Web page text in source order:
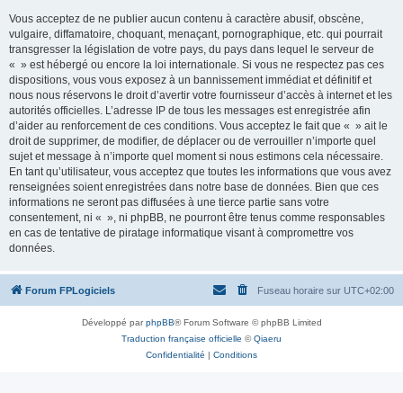
Vous acceptez de ne publier aucun contenu à caractère abusif, obscène,
vulgaire, diffamatoire, choquant, menaçant, pornographique, etc. qui pourrait
transgresser la législation de votre pays, du pays dans lequel le serveur de
« » est hébergé ou encore la loi internationale. Si vous ne respectez pas ces
dispositions, vous vous exposez à un bannissement immédiat et définitif et
nous nous réservons le droit d’avertir votre fournisseur d’accès à internet et les
autorités officielles. L’adresse IP de tous les messages est enregistrée afin
d’aider au renforcement de ces conditions. Vous acceptez le fait que « » ait le
droit de supprimer, de modifier, de déplacer ou de verrouiller n’importe quel
sujet et message à n’importe quel moment si nous estimons cela nécessaire.
En tant qu’utilisateur, vous acceptez que toutes les informations que vous avez
renseignées soient enregistrées dans notre base de données. Bien que ces
informations ne seront pas diffusées à une tierce partie sans votre
consentement, ni « », ni phpBB, ne pourront être tenus comme responsables
en cas de tentative de piratage informatique visant à compromettre vos
données.
Forum FPLogiciels Fuseau horaire sur UTC+02:00
Développé parphpBB® Forum Software © phpBB Limited
Traduction française officielle ©Qiaeru
Confidentialité | Conditions